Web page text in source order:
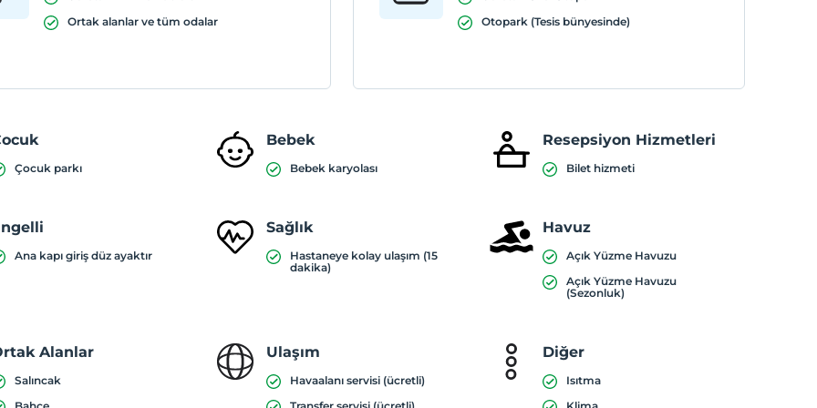
Ortak alanlar ve tüm odalar
Otopark (Tesis bünyesinde)
Çocuk parkı
Bebek
Bebek karyolası
Resepsiyon Hizmetleri
Bilet hizmeti
Ana kapı giriş düz ayaktır
Sağlık
Hastaneye kolay ulaşım (15
dakika)
Havuz
Açık Yüzme Havuzu
Açık Yüzme Havuzu
(Sezonluk)
Alanlar
Salıncak
Ulaşım
Havaalanı servisi (ücretli)
Diğer
Isıtma